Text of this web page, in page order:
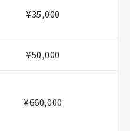
¥35,000
¥50,000
¥660,000